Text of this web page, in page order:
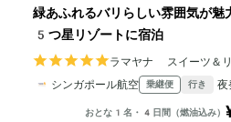
緑あふれるバリらしい雰囲気が魅
5つ星リゾートに宿泊
ラマヤナ スイーツ＆
シンガポール航空
乗継便 行き 夜
おとな1名・4日間（燃油込み）